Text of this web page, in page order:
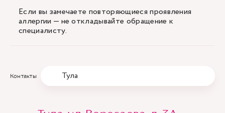
Если вы замечаете повторяющиеся проявления
аллергии — не откладывайте обращение к
специалисту.
Контакты Тула